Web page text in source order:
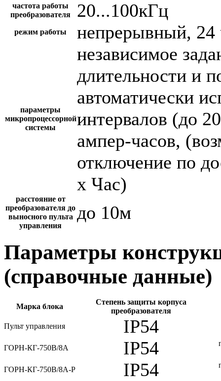
частота работы
преобразователя
20...100кГц
режим работы непрерывный, 24
параметры
микропроцессорной
системы
независимое
длительности и
автоматически
интервалов (до
ампер-часов,
отключение по
х Час)
расстояние от
преобразователя до
выносного пульта
управления
до 10м
Параметры
(справочные данные)
Марка блока
Степень защиты корпуса
преобразователя
Пульт управления
IP54
ГОРН-КГ-750В/8А IP54
ГОРН-КГ-750В/8А-Р IP54